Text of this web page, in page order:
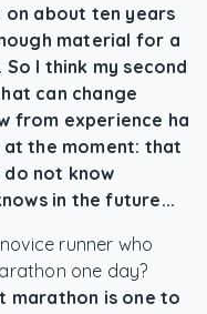
on about ten years
material for a
I think my second
can change
from experience ha
the moment: that
not know
in the future...
runner who
one day?
marathon is one to